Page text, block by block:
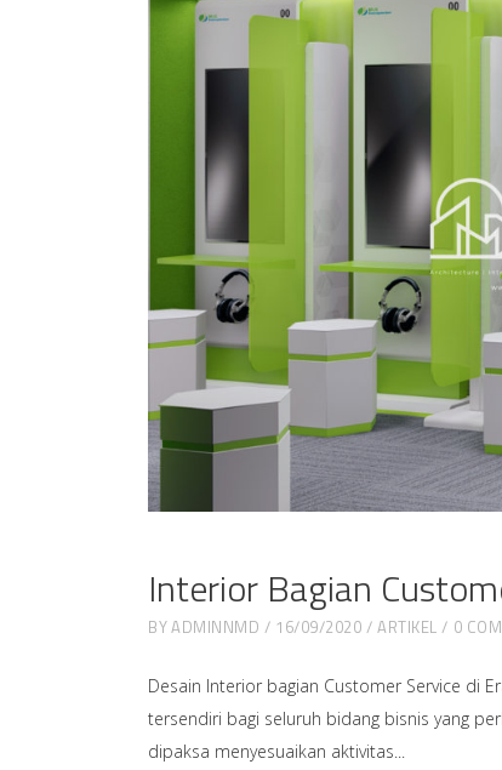
Interior Bagian
BYADMINNMD 16/09/2020 ARTIKEL 0
Desain Interior bagian Customer Service di
tersendiri bagi seluruh bidang bisnis yang
dipaksa menyesuaikan aktivitas